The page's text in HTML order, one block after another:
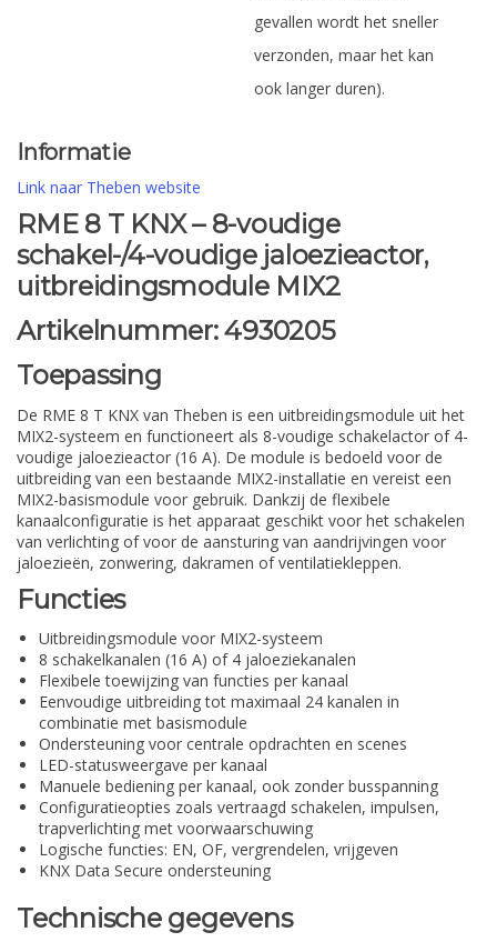
gevallen wordt het sneller
verzonden, maar het kan
ook langer duren).
Informatie
Link naar Theben website
RME 8 T KNX – 8-voudige
schakel-/4-voudige jaloezieactor,
uitbreidingsmodule MIX2
Artikelnummer:4930205
Toepassing
De RME 8 T KNX van Theben is een uitbreidingsmodule uit het
MIX2-systeem en functioneert als 8-voudige schakelactor of 4-
voudige jaloezieactor (16 A). De module is bedoeld voor de
uitbreiding van een bestaande MIX2-installatie en vereist een
MIX2-basismodule voor gebruik. Dankzij de flexibele
kanaalconfiguratie is het apparaat geschikt voor het schakelen
van verlichting of voor de aansturing van aandrijvingen voor
jaloezieën, zonwering, dakramen of ventilatiekleppen.
Functies
Uitbreidingsmodule voor MIX2-systeem
8 schakelkanalen (16 A) of 4 jaloeziekanalen
Flexibele toewijzing van functies per kanaal
Eenvoudige uitbreiding tot maximaal 24 kanalen in
combinatie met basismodule
Ondersteuning voor centrale opdrachten en scenes
LED-statusweergave per kanaal
Manuele bediening per kanaal, ook zonder busspanning
Configuratieopties zoals vertraagd schakelen, impulsen,
trapverlichting met voorwaarschuwing
Logische functies: EN, OF, vergrendelen, vrijgeven
KNX Data Secure ondersteuning
Technische gegevens